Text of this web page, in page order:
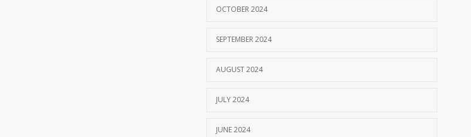
OCTOBER 2024
SEPTEMBER 2024
AUGUST 2024
JULY 2024
JUNE 2024